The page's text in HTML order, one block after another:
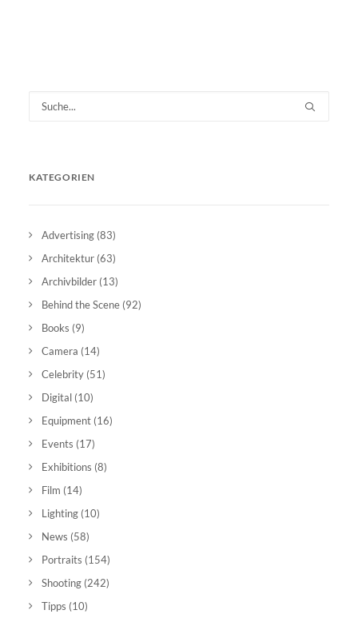
KATEGORIEN
Advertising (83)
Architektur (63)
Archivbilder (13)
Behind the Scene (92)
Books (9)
Camera (14)
Celebrity (51)
Digital (10)
Equipment (16)
Events (17)
Exhibitions (8)
Film (14)
Lighting (10)
News (58)
Portraits (154)
Shooting (242)
Tipps (10)